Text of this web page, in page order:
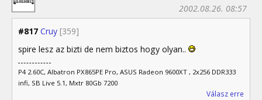
#817 Cruy [359]
2002.08.26. 08:57
spire lesz az bizti de nem biztos hogy olyan..
P4 2.60C, Albatron PX865PE Pro, ASUS Radeon 9600XT , 2x256 DDR333
infi, SB Live 5.1, Mxtr 80Gb 7200
Válasz erre